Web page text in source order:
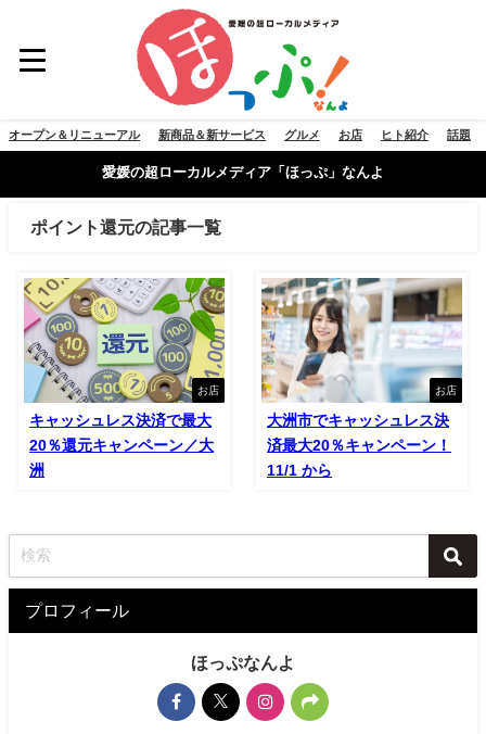
オープン＆リニューアル 新商品＆新サービス グルメ お店 ヒト紹介 話題
愛媛の超ローカルメディア「ほっぷ」なんよ
ポイント還元の記事一覧
お店
キャッシュレス決済で最大
20％還元キャンペーン／大
洲
お店
大洲市でキャッシュレス決
済最大20％キャンペーン！
11/1 から
プロフィール
ほっぷなんよ